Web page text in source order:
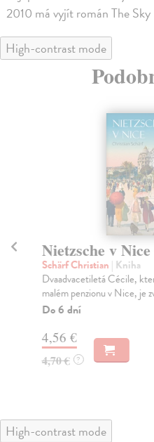
2010 má vyjít román The Sky
High-contrast mode
Nietzsche v Nice
Schärf Christian | Kniha
Dvaadvacetiletá Cécile,
malém penzionu v Nice, je
Do 6 dní
4,56 €
4,70 € ?
High-contrast mode